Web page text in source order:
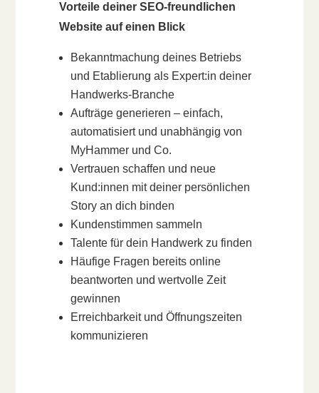
Vorteile deiner SEO-freundlichen
Website auf einen Blick
Bekanntmachung deines Betriebs
und Etablierung als Expert:in deiner
Handwerks-Branche
Aufträge generieren – einfach,
automatisiert und unabhängig von
MyHammer und Co.
Vertrauen schaffen und neue
Kund:innen mit deiner persönlichen
Story an dich binden
Kundenstimmen sammeln
Talente für dein Handwerk zu finden
Häufige Fragen bereits online
beantworten und wertvolle Zeit
gewinnen
Erreichbarkeit und Öffnungszeiten
kommunizieren